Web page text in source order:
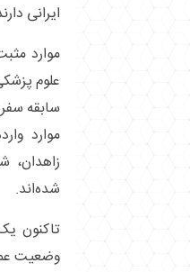
ایرانی
موارد
علوم
سابقه
موارد
زاهدان،
شده‌اند.
تاکنون
وضعیت